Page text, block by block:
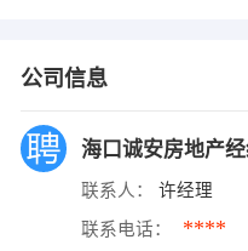
公司信息
海口诚安房地产
联系人： 许经理
联系电话： ****